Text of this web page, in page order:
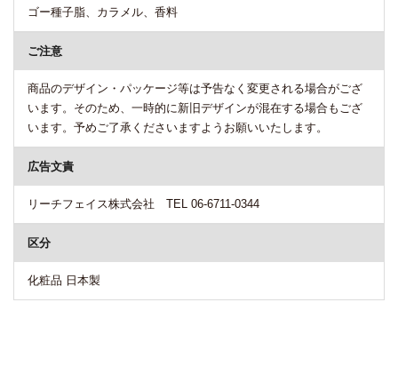
ゴー種子脂、カラメル、香料
ご注意
商品のデザイン・パッケージ等は予告なく変更される場合がござ
います。そのため、一時的に新旧デザインが混在する場合もござ
います。予めご了承くださいますようお願いいたします。
広告文責
リーチフェイス株式会社 TEL 06-6711-0344
区分
化粧品 日本製